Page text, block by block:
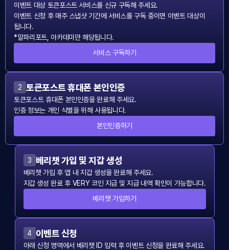
이벤트 대상 토큰포스트 서비스를 신규 구독해 주세요.
이벤트 신청 후 매주 스냅샷 기간에 서비스를 구독 중이면 이벤트 대상이
됩니다.
*알파리포트, 아카데미만 해당됩니다.
서비스 구독하기
2 토큰포스트 휴대폰 본인인증
토큰포스트 휴대폰 본인인증을 완료해 주세요.
인증 정보는 개인 식별을 위해 사용됩니다.
본인인증하기
3 베리챗 가입 및 지갑 생성
베리챗 가입 후 앱 내 지갑 생성을 완료해 주세요.
지갑 생성 완료 후 VERY 코인 지급 및 지급 내역 확인이 가능합니다.
베리챗 가입하기
4 이벤트 신청
아래 신청 영역에서 베리챗 ID 입력 후 이벤트 신청을 완료해 주세요.